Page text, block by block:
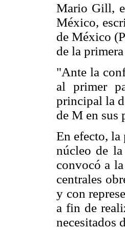
Mario Gill,
México,
de México
de la
"Ante la
al primer
principal la
de M en sus
En efecto, la
núcleo de
convocó a
centrales
y con
a fin de
necesitados